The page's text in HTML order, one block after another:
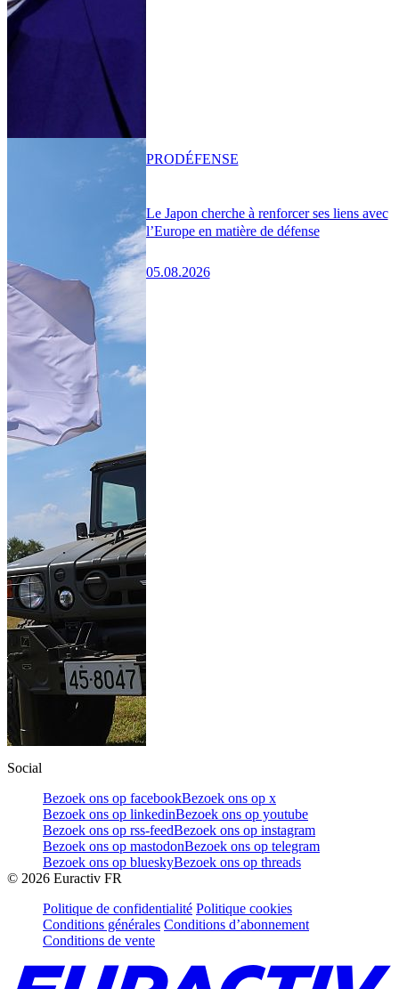
Le Japon cherche à renforcer ses liens avec
l’Europe en matière de défense
05.08.2026
PRODÉFENSE
Social
Bezoek ons op facebookBezoek ons op x
Bezoek ons op linkedinBezoek ons op youtube
Bezoek ons op rss-feedBezoek ons op instagram
Bezoek ons op mastodonBezoek ons op telegram
Bezoek ons op blueskyBezoek ons op threads
© 2026 Euractiv FR
Politique de confidentialité Politique cookies
Conditions générales Conditions d’abonnement
Conditions de vente